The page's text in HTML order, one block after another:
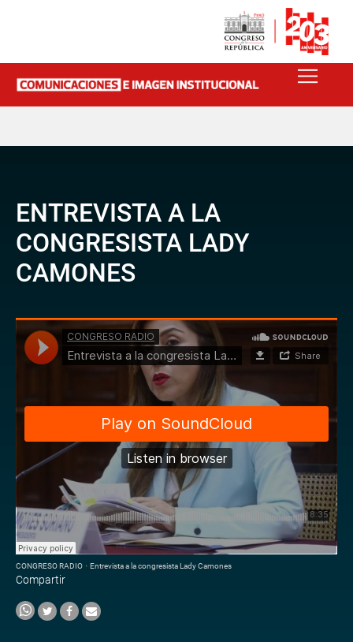
ENTREVISTA A LA
CONGRESISTA LADY
CAMONES
CONGRESO RADIO · Entrevista a la congresista Lady Camones
Compartir